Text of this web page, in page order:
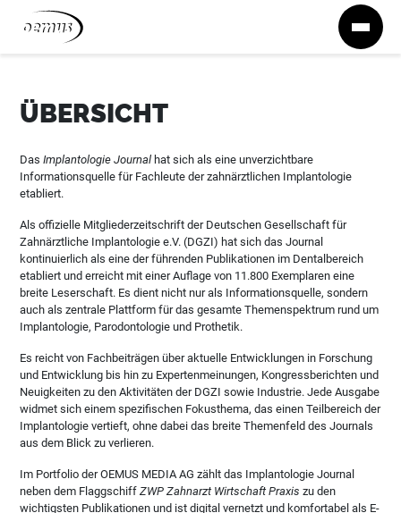
Zum Inhalt springen
ÜBERSICHT
DasImplantologie Journal hat sich als eine unverzichtbare
Informationsquelle für Fachleute der zahnärztlichen Implantologie
etabliert.
Als offizielle Mitgliederzeitschrift der Deutschen Gesellschaft für
Zahnärztliche Implantologie e.V. (DGZI) hat sich das Journal
kontinuierlich als eine der führenden Publikationen im Dentalbereich
etabliert und erreicht mit einer Auflage von 11.800 Exemplaren eine
breite Leserschaft. Es dient nicht nur als Informationsquelle, sondern
auch als zentrale Plattform für das gesamte Themenspektrum rund um
Implantologie, Parodontologie und Prothetik.
Es reicht von Fachbeiträgen über aktuelle Entwicklungen in Forschung
und Entwicklung bis hin zu Expertenmeinungen, Kongressberichten und
Neuigkeiten zu den Aktivitäten der DGZI sowie Industrie. Jede Ausgabe
widmet sich einem spezifischen Fokusthema, das einen Teilbereich der
Implantologie vertieft, ohne dabei das breite Themenfeld des Journals
aus dem Blick zu verlieren.
Im Portfolio der OEMUS MEDIA AG zählt das Implantologie Journal
neben dem FlaggschiffZWP Zahnarzt Wirtschaft Praxiszu den
wichtigsten Publikationen und ist digital vernetzt und komfortabel als E-